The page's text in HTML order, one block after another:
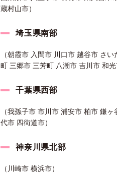
蔵村山市）
埼玉県南部
（朝霞市 入間市 川口市 越谷市 さ
町 三郷市 三芳町 八潮市 吉川市 和光
千葉県西部
（我孫子市 市川市 浦安市 柏市 鎌
代市 四街道市）
神奈川県北部
（川崎市 横浜市）